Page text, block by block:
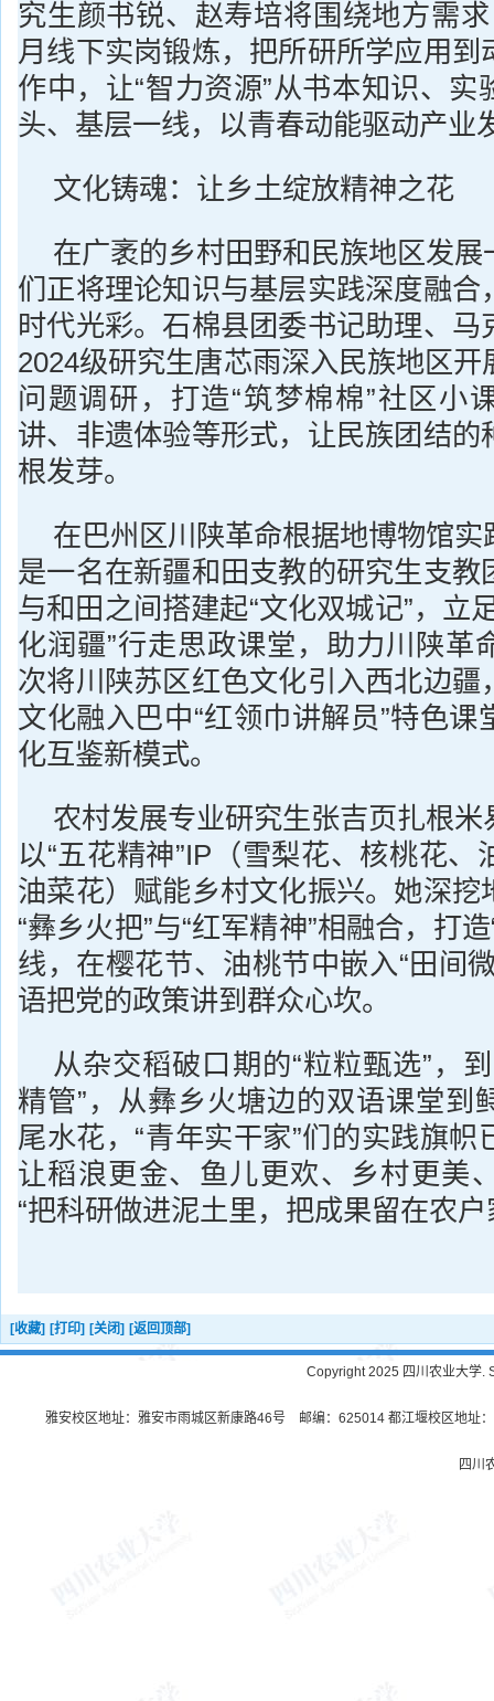
究生颜书锐、赵寿培将围绕地方需
月线下实岗锻炼，把所研所学应用到
作中，让“智力资源”从书本知识、实
头、基层一线，以青春动能驱动产业
文化铸魂：让乡土绽放精神之花
在广袤的乡村田野和民族地区发
们正将理论知识与基层实践深度融合
时代光彩。石棉县团委书记助理、马
2024级研究生唐芯雨深入民族地区
问题调研，打造“筑梦棉棉”社区小
讲、非遗体验等形式，让民族团结的
根发芽。
在巴州区川陕革命根据地博物馆
是一名在新疆和田支教的研究生支教
与和田之间搭建起“文化双城记”，立
化润疆”行走思政课堂，助力川陕革
次将川陕苏区红色文化引入西北边疆
文化融入巴中“红领巾讲解员”特色课
化互鉴新模式。
农村发展专业研究生张吉页扎根
以“五花精神”IP（雪梨花、核桃花、
油菜花）赋能乡村文化振兴。她深挖
“彝乡火把”与“红军精神”相融合，打
线，在樱花节、油桃节中嵌入“田间
语把党的政策讲到群众心坎。
从杂交稻破口期的“粒粒甄选”，
精管”，从彝乡火塘边的双语课堂到
尾水花，“青年实干家”们的实践旗帜
让稻浪更金、鱼儿更欢、乡村更美
“把科研做进泥土里，把成果留在农户
[收藏] [打印] [关闭] [返回顶部]
Copyright 2025 四川农业大学.
雅安校区地址：雅安市雨城区新康路46号 邮编：625014 都江堰校区地址
四川